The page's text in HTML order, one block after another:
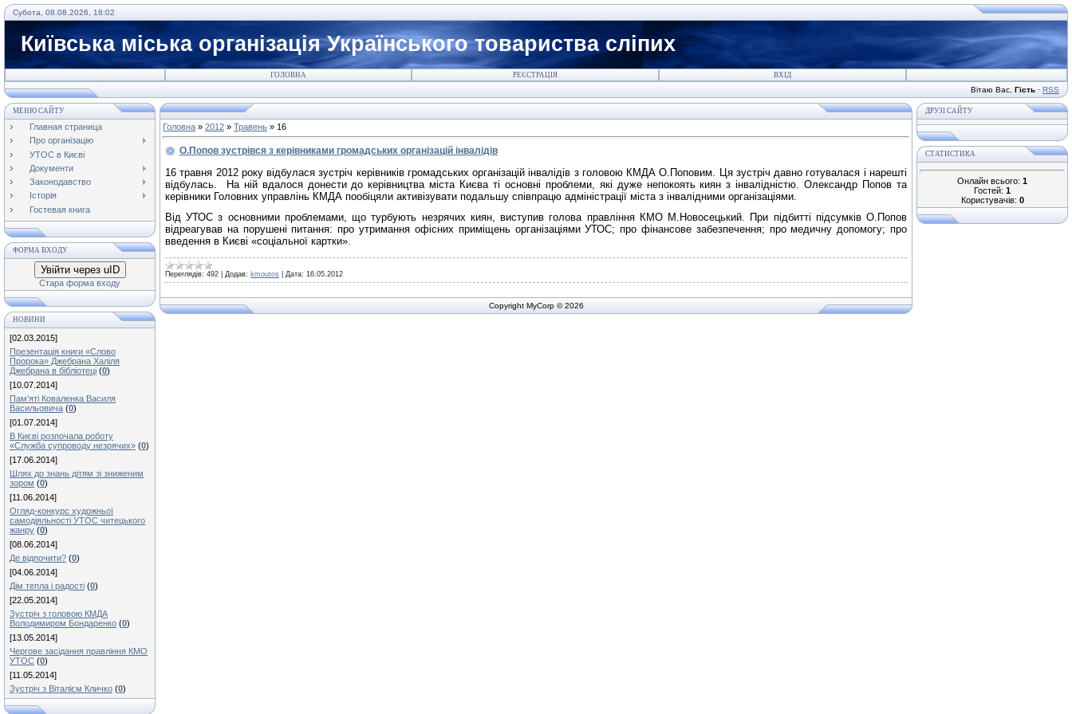
Субота, 08.08.2026, 18:02
Київська міська організація Українського товариства сліпих
ГОЛОВНА РЕЄСТРАЦІЯ ВХІД
Вітаю Вас Гість · RSS
МЕНЮ САЙТУ
Главная страница
Про організацію
УТОС в Києві
Документи
Законодавство
Історія
Гостевая книга
ФОРМА ВХОДУ
Увійти через uID
Стара форма входу
НОВИНИ
[02.03.2015]
Презентація книги «Слово
Пророка» Джебрана Халіля
Джебрана в бібліотеці (0)
[10.07.2014]
Пам’яті Коваленка Василя
Васильовича (0)
[01.07.2014]
В Києві розпочала роботу
«Служба супроводу незрячих» (0)
[17.06.2014]
Шлях до знань дітям зі зниженим
зором (0)
[11.06.2014]
Огляд-конкурс художньої
самодіяльності УТОС читецького
жанру (0)
[08.06.2014]
Де відпочити? (0)
[04.06.2014]
Дім тепла і радості (0)
[22.05.2014]
Зустріч з головою КМДА
Володимиром Бондаренко (0)
[13.05.2014]
Чергове засідання правління КМО
УТОС (0)
[11.05.2014]
Зустріч з Віталієм Кличко (0)
Головна » 2012 » Травень » 16
О.Попов зустрівся з керівниками громадських організацій інвалідів
16 травня 2012 року відбулася зустріч керівників громадських організацій інвалідів з головою КМДА О.Поповим. Ця зустріч давно готувалася і нарешті
відбулась. На ній вдалося донести до керівництва міста Києва ті основні проблеми, які дуже непокоять киян з інвалідністю. Олександр Попов та
керівники Головних управлінь КМДА пообіцяли активізувати подальшу співпрацю адміністрації міста з інвалідними організаціями.
Від УТОС з основними проблемами, що турбують незрячих киян, виступив голова правління КМО М.Новосецький. При підбитті підсумків О.Попов
відреагував на порушені питання: про утримання офісних приміщень організаціями УТОС; про фінансове забезпечення; про медичну допомогу; про
введення в Києві «соціальної картки».
Переглядів: 492 Додав: kmoutos Дата: 16.05.2012
Copyright MyCorp © 2026
ДРУЗІ САЙТУ
СТАТИСТИКА
Онлайн всього: 1
Гостей: 1
Користувачів: 0